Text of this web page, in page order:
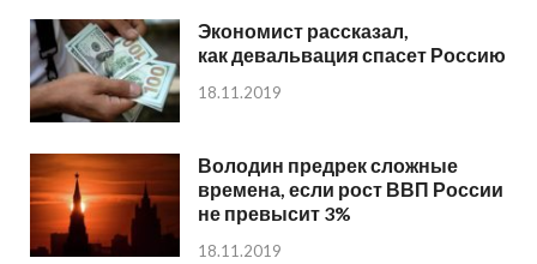
Экономист рассказал,
как девальвация спасет Россию
18.11.2019
Володин предрек сложные
времена, если рост ВВП России
не превысит 3%
18.11.2019